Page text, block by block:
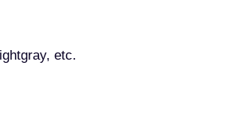
etc.